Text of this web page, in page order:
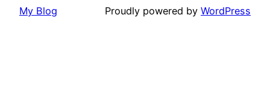
My Blog Proudly powered by WordPress